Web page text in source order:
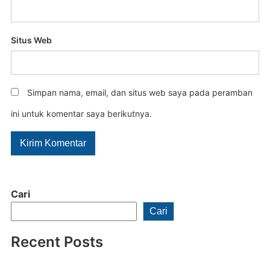
Cari
Cari
Recent Posts
Situs Web
Simpan nama, email, dan situs web saya pada peramban
ini untuk komentar saya berikutnya.